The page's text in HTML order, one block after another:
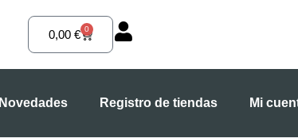
0,00 € 0
Carrito
Novedades Registro de tiendas Mi